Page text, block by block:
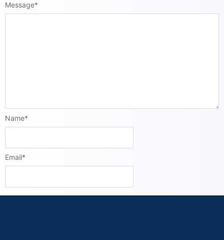
Message*
Name*
Email*